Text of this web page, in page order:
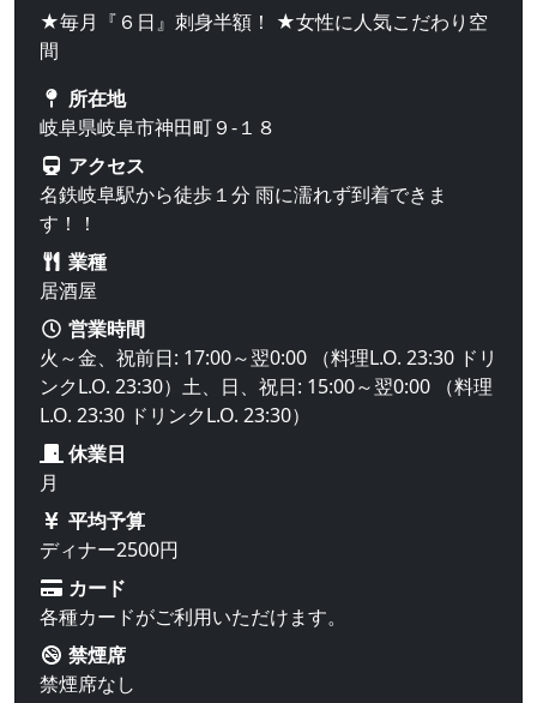
★毎月『６日』刺身半額！ ★女性に人気こだわり空
間
所在地
岐阜県岐阜市神田町９-１８
アクセス
名鉄岐阜駅から徒歩１分 雨に濡れず到着できま
す！！
業種
居酒屋
営業時間
火～金、祝前日: 17:00～翌0:00 （料理L.O. 23:30 ドリ
ンクL.O. 23:30）土、日、祝日: 15:00～翌0:00 （料理
L.O. 23:30 ドリンクL.O. 23:30）
休業日
月
平均予算
ディナー2500円
カード
各種カードがご利用いただけます。
禁煙席
禁煙席なし